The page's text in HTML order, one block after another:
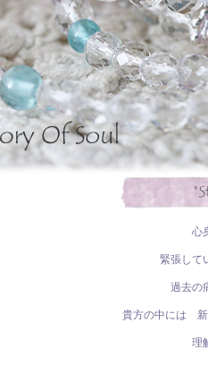
心
緊張して
過去の
貴方の中には 新
理